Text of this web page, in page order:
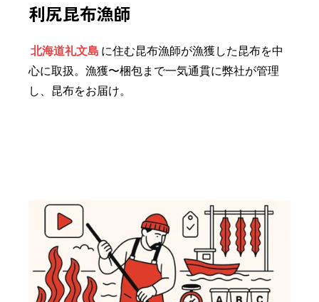
利尻昆布漁師
北海道礼文島 に住む昆布漁師が漁獲した昆布を中
心に取扱。漁獲〜梱包まで一気通貫に弊社が管理
し、昆布をお届け。